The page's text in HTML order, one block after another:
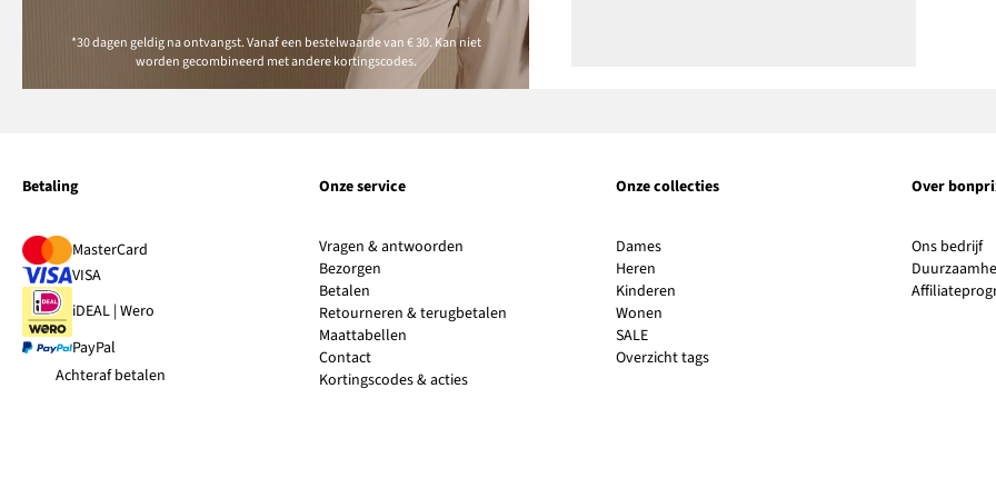
*30 dagen geldig na ontvangst. Vanaf een bestelwaarde van € 30. Kan niet
worden gecombineerd met andere kortingscodes.
Betaling
MasterCard
VISA
iDEAL | Wero
PayPal
Achteraf betalen
Onze service
Vragen & antwoorden
Bezorgen
Betalen
Retourneren & terugbetalen
Maattabellen
Contact
Kortingscodes & acties
Onze collecties
Dames
Heren
Kinderen
Wonen
SALE
Overzicht tags
Over
Ons bedrijf
in